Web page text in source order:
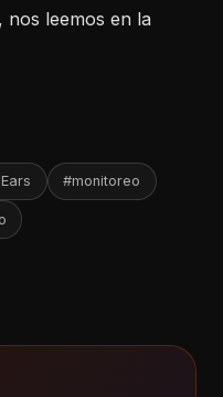
leemos en la
#monitoreo